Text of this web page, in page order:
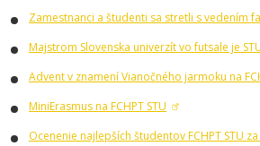
Zamestnanci a študenti sa stretli s vedením
Majstrom Slovenska univerzít vo futsale je
Advent v znamení Vianočného jarmoku na
MiniErasmus na FCHPT STU
Ocenenie najlepších študentov FCHPT STU